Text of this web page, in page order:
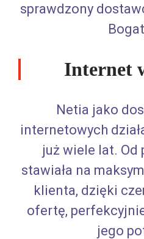
sprawdzony
Internet
Netia jako
internetowych
już wiele lat. Od
stawiała na
klienta, dzięki
ofertę,
jego